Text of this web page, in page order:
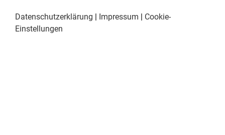
Datenschutzerklärung | Impressum | Cookie-
Einstellungen